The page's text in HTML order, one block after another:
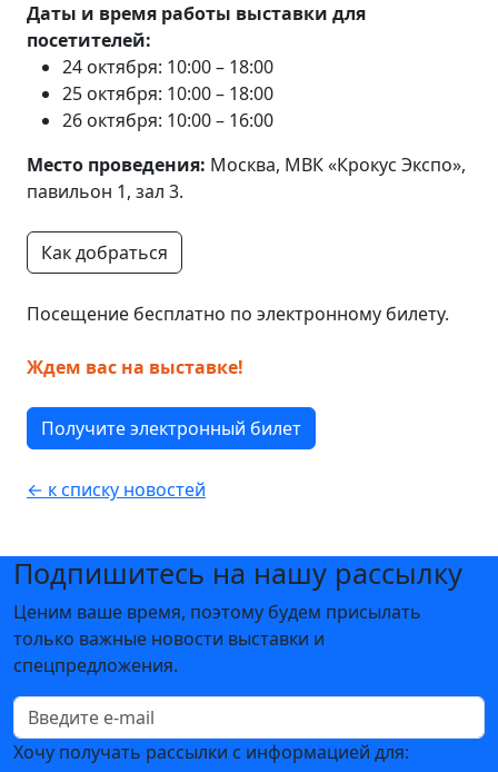
Даты и время работы выставки для
посетителей:
24 октября: 10:00 – 18:00
25 октября: 10:00 – 18:00
26 октября: 10:00 – 16:00
Место проведения: Москва, МВК «Крокус Экспо»,
павильон 1, зал 3.
Как добраться
Посещение бесплатно по электронному билету.
Ждем вас на выставке!
Получите электронный билет
← к списку новостей
Подпишитесь на нашу рассылку
Ценим ваше время, поэтому будем присылать
только важные новости выставки и
спецпредложения.
Хочу получать рассылки с информацией для: